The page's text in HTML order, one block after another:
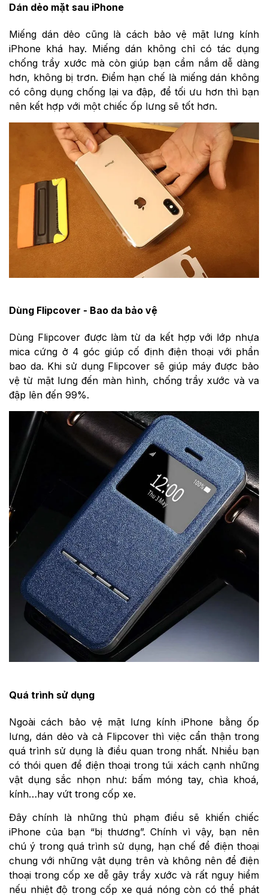
Dán dẻo mặt sau iPhone
Miếng dán dẻo cũng là cách bảo vệ mặt lưng kính
iPhone khá hay. Miếng dán không chỉ có tác dụng
chống trầy xước mà còn giúp bạn cầm nắm dễ dàng
hơn, không bị trơn. Điểm hạn chế là miếng dán không
có công dụng chống lại va đập, để tối ưu hơn thì bạn
nên kết hợp với một chiếc ốp lưng sẽ tốt hơn.
Dùng Flipcover - Bao da bảo vệ
Dùng Flipcover được làm từ da kết hợp với lớp nhựa
mica cứng ở 4 góc giúp cố định điện thoại với phần
bao da. Khi sử dụng Flipcover sẽ giúp máy được bảo
vệ từ mặt lưng đến màn hình, chống trầy xước và va
đập lên đến 99%.
Quá trình sử dụng
Ngoài cách bảo vệ mặt lưng kính iPhone bằng ốp
lưng, dán dẻo và cả Flipcover thì việc cẩn thận trong
quá trình sử dụng là điều quan trong nhất. Nhiều bạn
có thói quen để điện thoại trong túi xách cạnh những
vật dụng sắc nhọn như: bấm móng tay, chìa khoá,
kính…hay vứt trong cốp xe.
Đây chính là những thủ phạm điều sẽ khiến chiếc
iPhone của bạn “bị thương”. Chính vì vậy, bạn nên
chú ý trong quá trình sử dụng, hạn chế để điện thoại
chung với những vật dụng trên và không nên để điện
thoại trong cốp xe dễ gây trầy xước và rất nguy hiểm
nếu nhiệt độ trong cốp xe quá nóng còn có thể phát